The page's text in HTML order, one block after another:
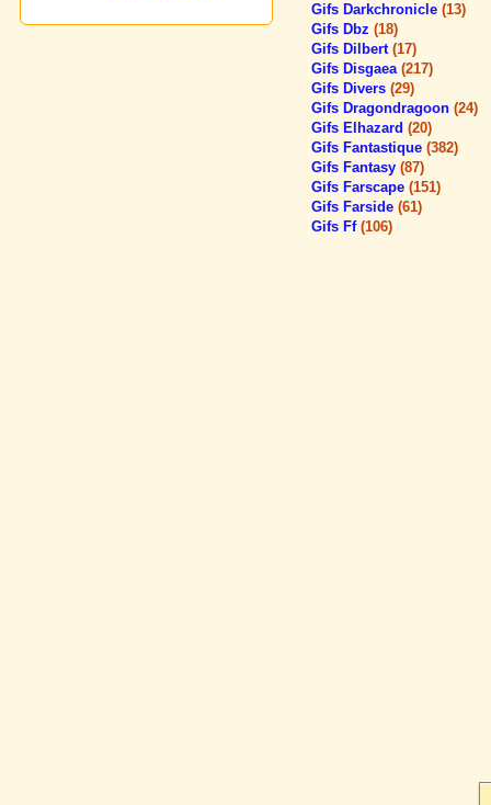
Gifs Darkchronicle (13)
Gifs Dbz (18)
Gifs Dilbert (17)
Gifs Disgaea (217)
Gifs Divers (29)
Gifs Dragondragoon (24)
Gifs Elhazard (20)
Gifs Fantastique (382)
Gifs Fantasy (87)
Gifs Farscape (151)
Gifs Farside (61)
Gifs Ff (106)